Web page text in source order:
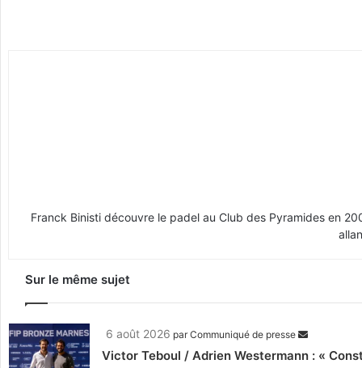
Franck Binisti découvre le padel au Club des Pyramides en
Sur le même sujet
6 août 2026 parCommuniqué de presse
Victor Teboul / Adrien Westermann : «